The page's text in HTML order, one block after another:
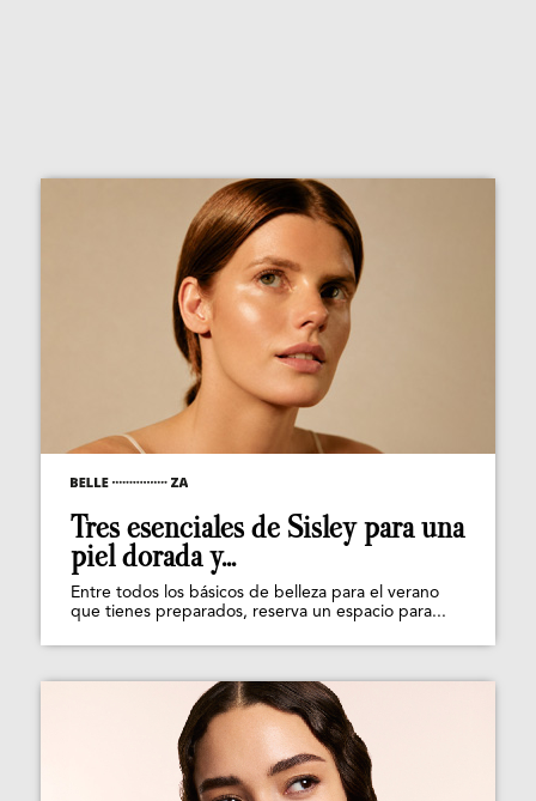
Tres esenciales de Sisley para una
piel dorada y...
Entre todos los básicos de belleza para el verano
que tienes preparados, reserva un espacio para...